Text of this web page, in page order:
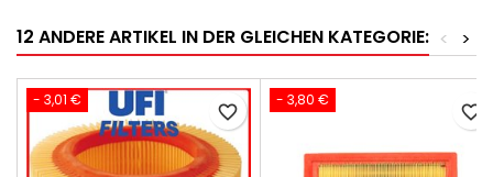
12 ANDERE ARTIKEL IN DER GLEICHEN KATEGORIE: >
<
- 3,01 €
favorite_border
- 3,80 €
favorite_border